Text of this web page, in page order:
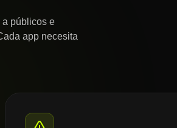
públicos e
app necesita